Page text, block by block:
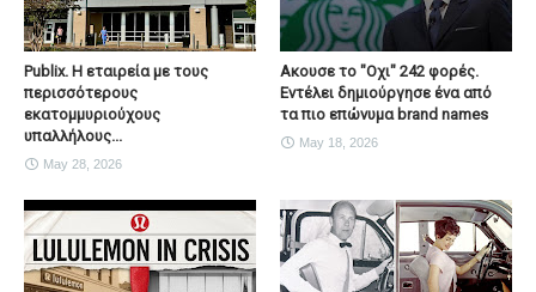
Publix. Η εταιρεία με τους
περισσότερους
εκατομμυριούχους
υπαλλήλους...
May 28, 2026
Ακουσε το "Οχι" 242 φορές.
Εντέλει δημιούργησε ένα από
τα πιο επώνυμα brand names
May 18, 2026